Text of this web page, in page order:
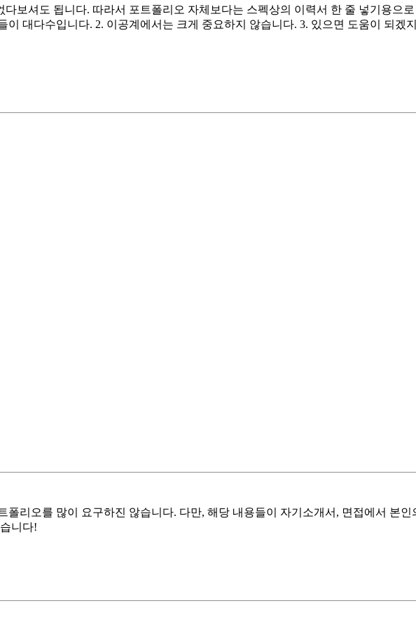
보셔도 됩니다. 따라서 포트폴리오 자체보다는 스펙상의 이력서 한 줄 넣기용으
대다수입니다. 2. 이공계에서는 크게 중요하지 않습니다. 3. 있으면 도움이 되겠
리오를 많이 요구하진 않습니다. 다만, 해당 내용들이 자기소개서, 면접에서 본
니다!